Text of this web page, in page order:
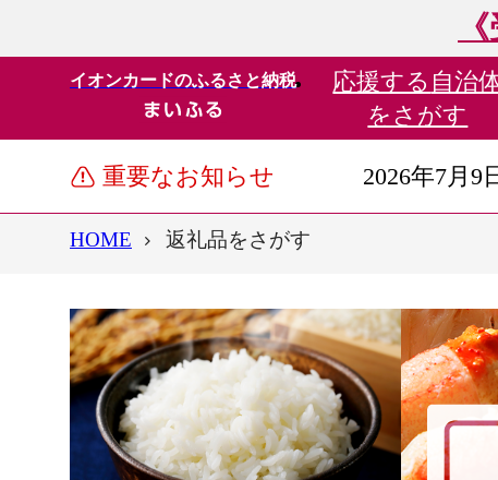
イオンカードのふるさと納税 応援する 自治
をさがす
重要なお知らせ 2026年7月9
HOME 返礼品をさがす